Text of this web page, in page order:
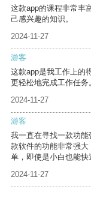
这款app的课程非常丰
己感兴趣的知识。
2024-11-27
游客
这款app是我工作上的
更轻松地完成工作任务
2024-11-27
游客
我一直在寻找一款功
款软件的功能非常强
单，即使是小白也能快
2024-11-27